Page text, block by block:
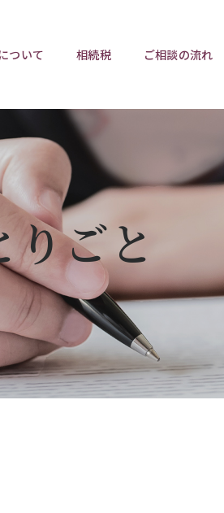
ついて
相続トラブルチェックリスト
任意後見制度
相続税 ご相談の流れ
ごと